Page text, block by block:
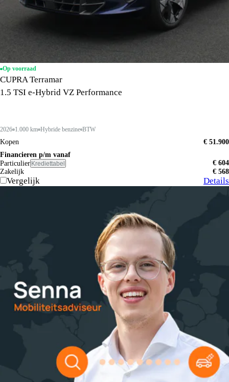
Op voorraad
CUPRA Terramar
1.5 TSI e-Hybrid VZ Performance
2026 1.000 km Hybride benzine BTW
Kopen
€ 51.900
Financieren p/m vanaf
Particulier Krediettabel
€ 604
Zakelijk
€ 568
Vergelijk Details